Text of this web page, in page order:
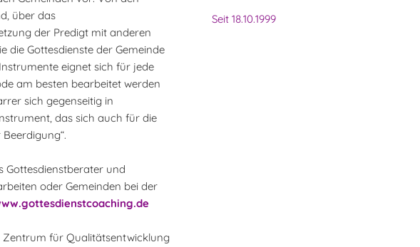
über das
der Predigt mit anderen
die Gottesdienste der Gemeinde
eignet sich für jede
am besten bearbeitet werden
sich gegenseitig in
das sich auch für die
Gottesdienstberater und
oder Gemeinden bei der
Zentrum für Qualitätsentwicklung
Seit 18.10.1999